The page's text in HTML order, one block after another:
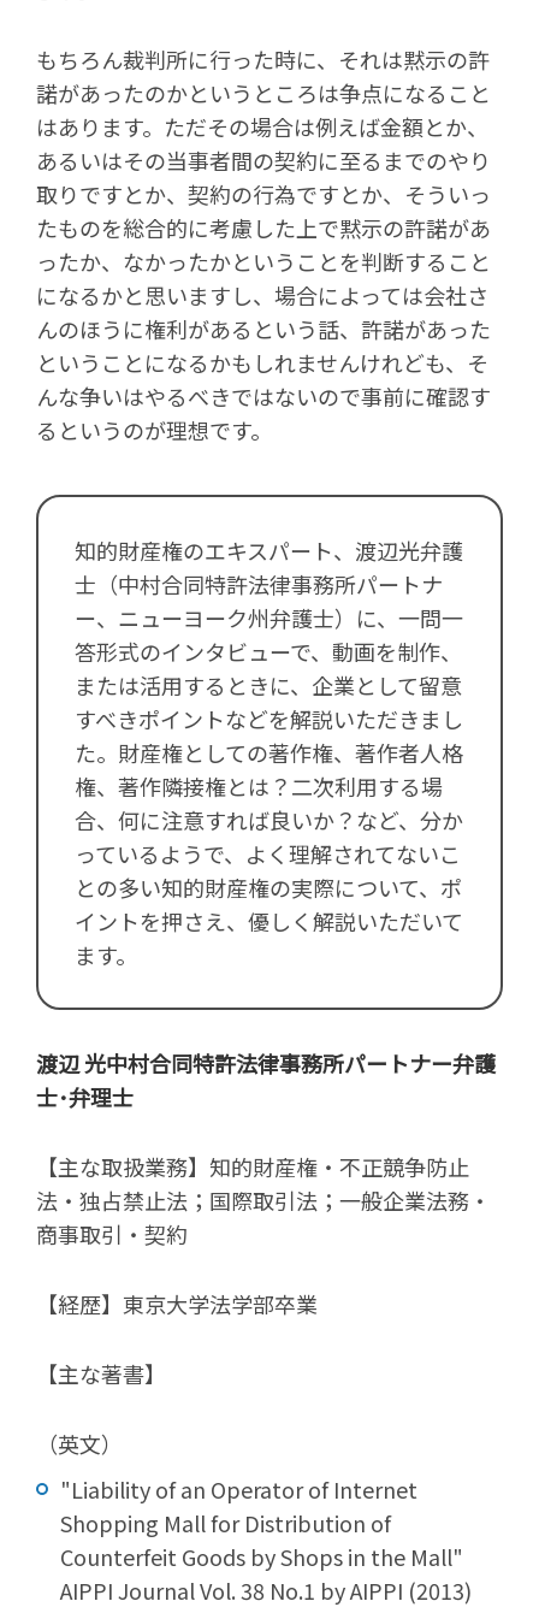
もちろん裁判所に行った時に、それは黙示の許
諾があったのかというところは争点になること
はあります。ただその場合は例えば金額とか、
あるいはその当事者間の契約に至るまでのやり
取りですとか、契約の行為ですとか、そういっ
たものを総合的に考慮した上で黙示の許諾があ
ったか、なかったかということを判断すること
になるかと思いますし、場合によっては会社さ
んのほうに権利があるという話、許諾があった
ということになるかもしれませんけれども、そ
んな争いはやるべきではないので事前に確認す
るというのが理想です。
知的財産権のエキスパート、渡辺光弁護
士（中村合同特許法律事務所パートナ
ー、ニューヨーク州弁護士）に、一問一
答形式のインタビューで、動画を制作、
または活用するときに、企業として留意
すべきポイントなどを解説いただきまし
た。財産権としての著作権、著作者人格
権、著作隣接権とは？二次利用する場
合、何に注意すれば良いか？など、分か
っているようで、よく理解されてないこ
との多い知的財産権の実際について、ポ
イントを押さえ、優しく解説いただいて
ます。
渡辺 光中村合同特許法律事務所パートナー弁護
士･弁理士
【主な取扱業務】知的財産権・不正競争防止
法・独占禁止法；国際取引法；一般企業法務・
商事取引・契約
【経歴】東京大学法学部卒業
【主な著書】
（英文）
"Liability of an Operator of Internet
Shopping Mall for Distribution of
Counterfeit Goods by Shops in the Mall"
AIPPI Journal Vol. 38 No.1 by AIPPI (2013)